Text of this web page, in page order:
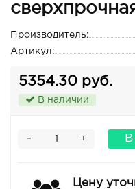
Производитель:
Артикул:
5354.30 руб.
В наличии
+
-
Цену